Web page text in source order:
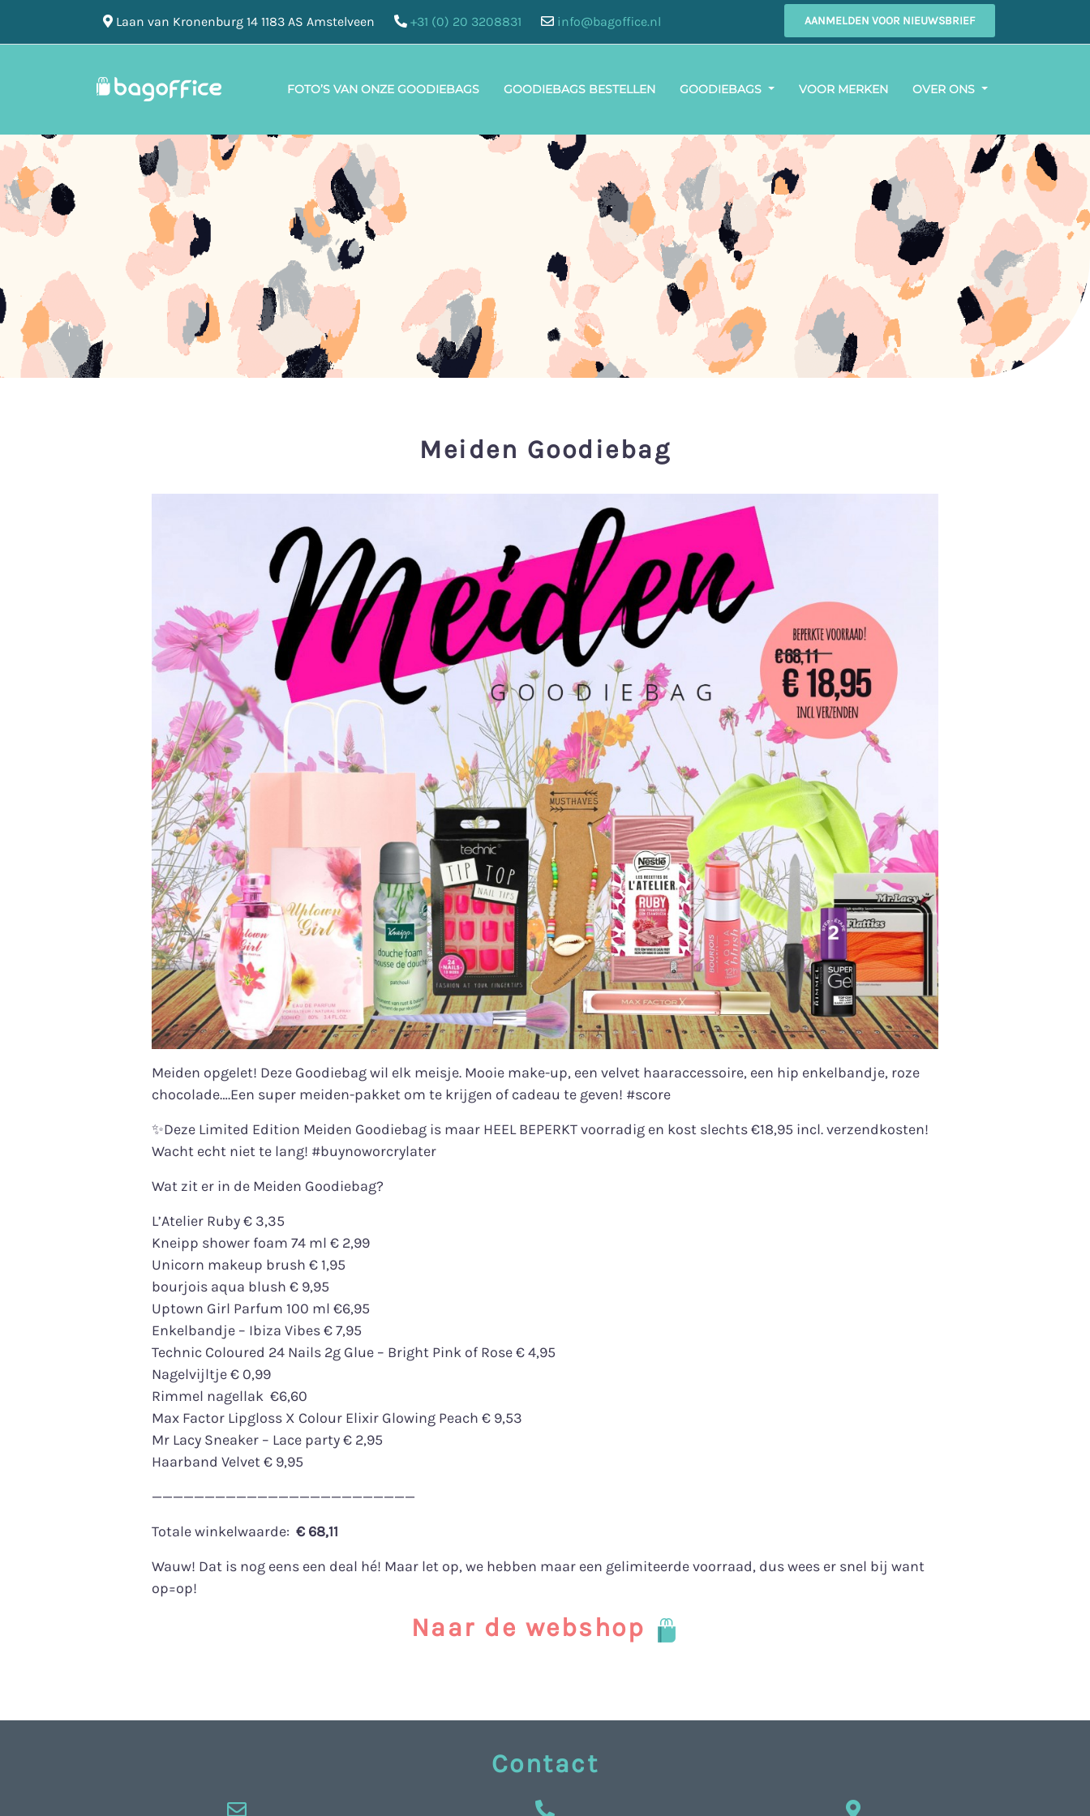
Laan van Kronenburg 14 1183 AS Amstelveen +31 (0) 20 3208831 info@bagoffice.nl AANMELDEN VOOR NIEUWSBRIEF
FOTO’S VAN ONZE GOODIEBAGS GOODIEBAGS BESTELLEN GOODIEBAGS VOOR MERKEN OVER ONS
Meiden Goodiebag
Meiden opgelet! Deze Goodiebag wil elk meisje. Mooie make-up, een velvet haaraccessoire, een hip enkelbandje, roze
chocolade….Een super meiden-pakket om te krijgen of cadeau te geven! #score
✨Deze Limited Edition Meiden Goodiebag is maar HEEL BEPERKT voorradig en kost slechts €18,95 incl. verzendkosten!
Wacht echt niet te lang! #buynoworcrylater
Wat zit er in de Meiden Goodiebag?
L’Atelier Ruby € 3,35
Kneipp shower foam 74 ml € 2,99
Unicorn makeup brush € 1,95
bourjois aqua blush € 9,95
Uptown Girl Parfum 100 ml €6,95
Enkelbandje – Ibiza Vibes € 7,95
Technic Coloured 24 Nails 2g Glue – Bright Pink of Rose € 4,95
Nagelvijltje € 0,99
Rimmel nagellak €6,60
Max Factor Lipgloss X Colour Elixir Glowing Peach € 9,53
Mr Lacy Sneaker – Lace party € 2,95
Haarband Velvet € 9,95
—————————————————————————
Totale winkelwaarde: € 68,11
Wauw! Dat is nog eens een deal hé! Maar let op, we hebben maar een gelimiteerde voorraad, dus wees er snel bij want
op=op!
Naar de webshop
Contact